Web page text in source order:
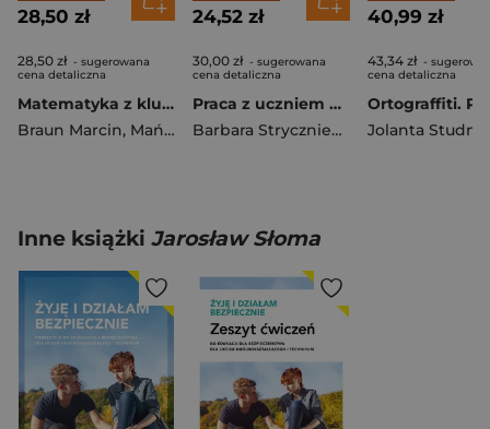
28,50 zł
28,50 zł - sugerowana
cena detaliczna
Matematyka z kluczem NEON zeszyt ćwiczeń dla klasy 8 szkoły podstawowej EDYCJA 2024-2026
Braun Marcin, Mańkowska Agnieszka
24,52 zł
30,00 zł - sugerowana
cena detaliczna
Praca z uczniem mającym trudności z matematyką Karty pracy klasa VII-VIII
Barbara Stryczniewicz
40,99 zł
43,34 zł -
cena detaliczna
Jolanta
Inne książki Jarosław Słoma